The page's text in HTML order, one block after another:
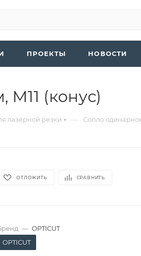
ПРОЕКТЫ НОВОСТИ
М11 (конус)
лазерной резки — Сопло
ОТЛОЖИТЬ СРАВНИТЬ
— OPTICUT
OPTICUT